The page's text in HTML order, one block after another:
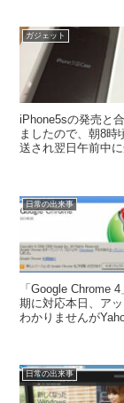
ガジェット
iPhone5sの発売と
ましたので、朝8時
送され翌日午前中
日常の出来事
「Google Chrome
期に対応本日、ア
わかりませんが
日常の出来事